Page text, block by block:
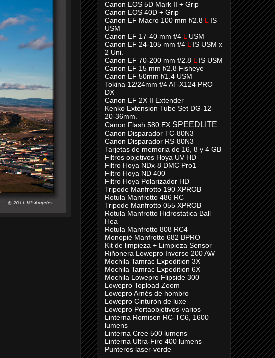
Canon EOS 5D Mark II + Grip
Canon EOS 40D + Grip
Canon EF Macro 100 mm f/2.8 LIS
USM
Canon EF 17-40 mm f/4 LUSM
Canon EF 24-105 mm f/4 LIS USM x
2 Uni.
Canon EF 70-200 mm f/2.8 LIS USM
Canon EF 15 mm f/2.8 Fisheye
Canon EF 50mm f/1.4 USM
Tokina 12/24mm f/4 AT-X124 PRO
DX
Canon EF 2X II Extender
Kenko Extension Tube Set DG-12-
20-36mm.
Canon Flash 580 EX SPEEDLITE
Canon Disparador TC-80N3
Canon Disparador RS-80N3
Tarjetas de memoria de 16, 8 y 4 GB
Filtros objetivos Hoya UV HD
Filtro Hoya NDx-8 DMC Pro1
Filtro Hoya ND 400
Filtro Hoya Polarizador HD
Tripode Manfrotto 190 XPROB
Rotula Manfrotto 486 RC
Tripode Manfrotto 055 XPROB
Rotula Manfrotto Hidrostatica Ball
Hea
Rotula Manfrotto 808 RC4
Monopié Manfrotto 682 BPRO
Kit de limpieza + Limpieza Sensor
Riñonera Lowepro Inverse 200 AW
Mochila Tamrac Expedition 3X
Mochila Tamrac Expedition 6X
Mochila Lowepro Flipside 300
Lowepro Topload Zoom
Lowepro Arnés de hombro
Lowepro Cinturón de luxe
Lowepro Portaobjetivos-varios
Linterna Romisen RC-TC6, 1600
lumens
Linterna Cree 500 lumens
Linterna Ultra-Fire 400 lumens
Punteros laser-verde